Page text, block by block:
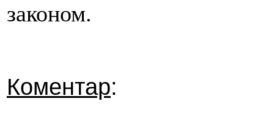
законом.
Коментар: